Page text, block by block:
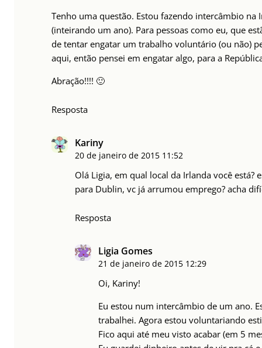
Tenho uma questão. Estou fazendo intercâmbio na
(inteirando um ano). Para pessoas como eu, que
de tentar engatar um trabalho voluntário (ou não)
aqui, então pensei em engatar algo, para a
Abração!!!! 🙂
Resposta
Kariny
20 de janeiro de 2015 11:52
Olá Ligia, em qual local da Irlanda você
para Dublin, vc já arrumou emprego? acha
Resposta
Ligia Gomes
21 de janeiro de 2015 12:29
Oi, Kariny!
Eu estou num intercâmbio de um ano.
trabalhei. Agora estou voluntariando
Fico aqui até meu visto acabar (em 5